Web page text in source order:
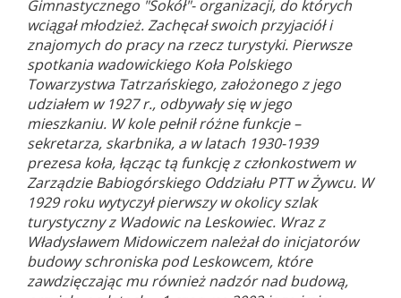
Gimnastycznego "Sokół"- organizacji, do których
wciągał młodzież. Zachęcał swoich przyjaciół i
znajomych do pracy na rzecz turystyki. Pierwsze
spotkania wadowickiego Koła Polskiego
Towarzystwa Tatrzańskiego, założonego z jego
udziałem w 1927 r., odbywały się w jego
mieszkaniu. W kole pełnił różne funkcje –
sekretarza, skarbnika, a w latach 1930-1939
prezesa koła, łącząc tą funkcję z członkostwem w
Zarządzie Babiogórskiego Oddziału PTT w Żywcu. W
1929 roku wytyczył pierwszy w okolicy szlak
turystyczny z Wadowic na Leskowiec. Wraz z
Władysławem Midowiczem należał do inicjatorów
budowy schroniska pod Leskowcem, które
zawdzięczając mu również nadzór nad budową,